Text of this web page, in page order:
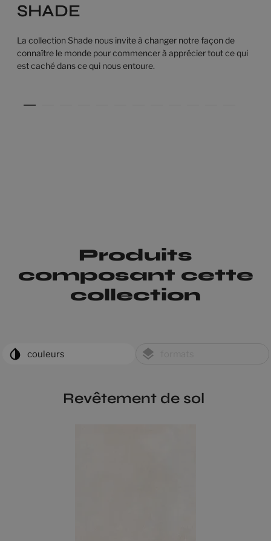
SHADE
La collection Shade nous invite à changer notre façon de
connaître le monde pour commencer à apprécier tout ce qui
est caché dans ce qui nous entoure.
Produits
composant cette
collection
couleurs
Revêtement de sol